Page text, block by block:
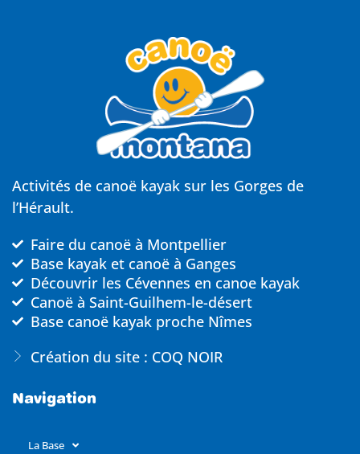
Activités de canoë kayak sur les Gorges de
l’Hérault.
Faire du canoë à Montpellier
Base kayak et canoë à Ganges
Découvrir les Cévennes en canoe kayak
Canoë à Saint-Guilhem-le-désert
Base canoë kayak proche Nîmes
Création du site : COQ NOIR
Navigation
La Base